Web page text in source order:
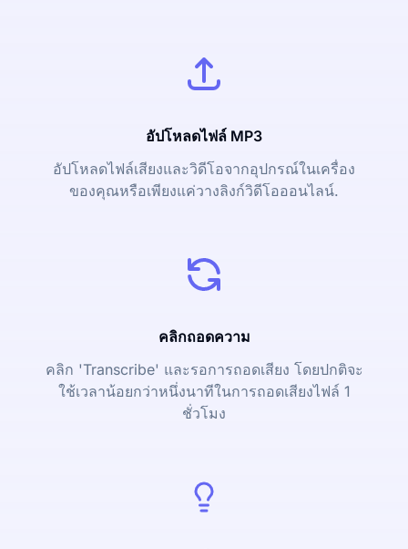
อัปโหลดไฟล์ MP3
อัปโหลดไฟล์เสียงและวิดีโอจากอุปกรณ์ในเครื่อง
ของคุณหรือเพียงแค่วางลิงก์วิดีโอออนไลน์.
คลิกถอดความ
คลิก 'Transcribe' และรอการถอดเสียง โดยปกติจะ
ใช้เวลาน้อยกว่าหนึ่งนาทีในการถอดเสียงไฟล์ 1
ชั่วโมง